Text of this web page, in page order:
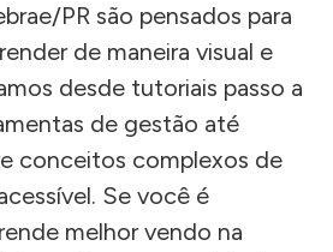
PR são pensados para
de maneira visual e
desde tutoriais passo a
de gestão até
conceitos complexos de
Se você é
melhor vendo na